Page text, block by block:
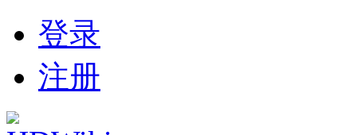
登录
注册